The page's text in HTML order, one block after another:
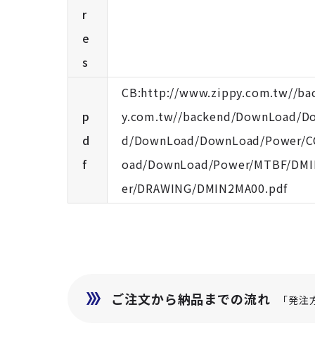
r
e
s
p
d
f
CB:http://www.zippy.com.tw//
y.com.tw//backend/DownLoad/
d/DownLoad/DownLoad/Power/
oad/DownLoad/Power/MTBF/
er/DRAWING/DMIN2MA00.pdf
ご注文から納品までの流れ 「発